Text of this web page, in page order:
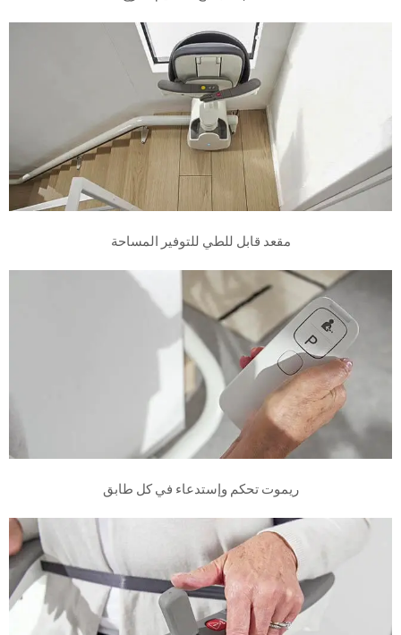
مقعد قابل للطي للتوفير المساحة
ريموت تحكم وإستدعاء في كل طابق